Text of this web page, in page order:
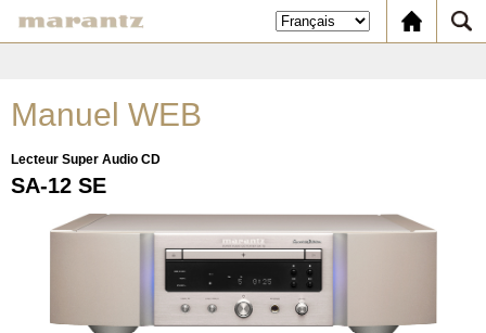
Manuel WEB
Lecteur Super Audio CD
SA-12 SE